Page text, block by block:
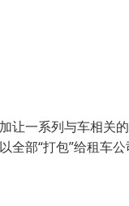
让一系列与车相关
部“打包”给租车